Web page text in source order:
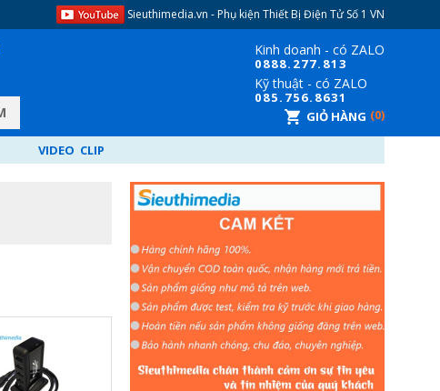
Sieuthimedia.vn - Phụ kiện Thiết Bị Điện Tử​ Số 1 VN
Kinh doanh - có ZALO
0888.277.813
Kỹ thuật - có ZALO
085.756.8631
GIỎ HÀNG
0
VIDEO CLIP